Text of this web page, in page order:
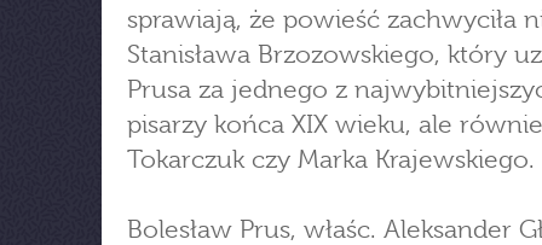
sprawiają, że powieść zachwyciła
Stanisława Brzozowskiego, który
Prusa za jednego z
pisarzy końca XIX wieku, ale
Tokarczuk czy Marka Krajewskiego.
Bolesław Prus, właśc. Aleksander